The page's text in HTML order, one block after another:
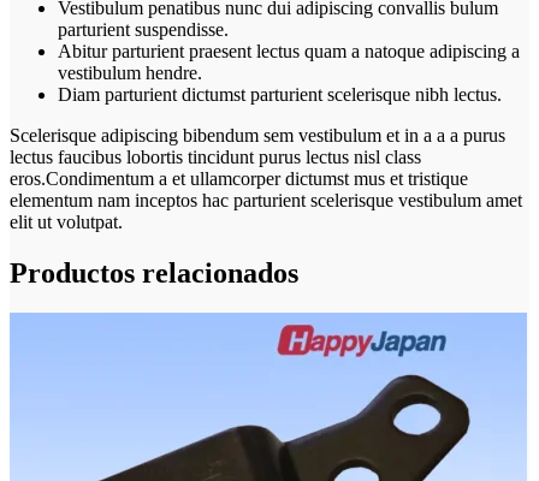
Vestibulum penatibus nunc dui adipiscing convallis bulum
parturient suspendisse.
Abitur parturient praesent lectus quam a natoque adipiscing a
vestibulum hendre.
Diam parturient dictumst parturient scelerisque nibh lectus.
Scelerisque adipiscing bibendum sem vestibulum et in a a a purus
lectus faucibus lobortis tincidunt purus lectus nisl class
eros.Condimentum a et ullamcorper dictumst mus et tristique
elementum nam inceptos hac parturient scelerisque vestibulum amet
elit ut volutpat.
Productos relacionados